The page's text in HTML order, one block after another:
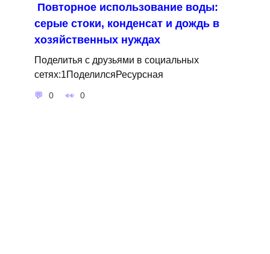
Повторное использование воды:
серые стоки, конденсат и дождь в
хозяйственных нуждах
Поделитья с друзьями в социальных
сетях:1ПоделилсяРесурсная
0 0